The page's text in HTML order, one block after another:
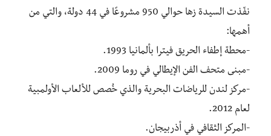
نفّذت السيدة زها حوالي 950 مشروعًا في 44 دولة، والتي من
أهمها:
-محطة إطفاء الحريق فيترا بألمانيا 1993.
-مبنى متحف الفن الإيطالي في روما 2009.
-مركز لندن للرياضات البحرية والذي خُصص للألعاب الأولمبية
لعام 2012.
-المركز الثقافي في أذربيجان.